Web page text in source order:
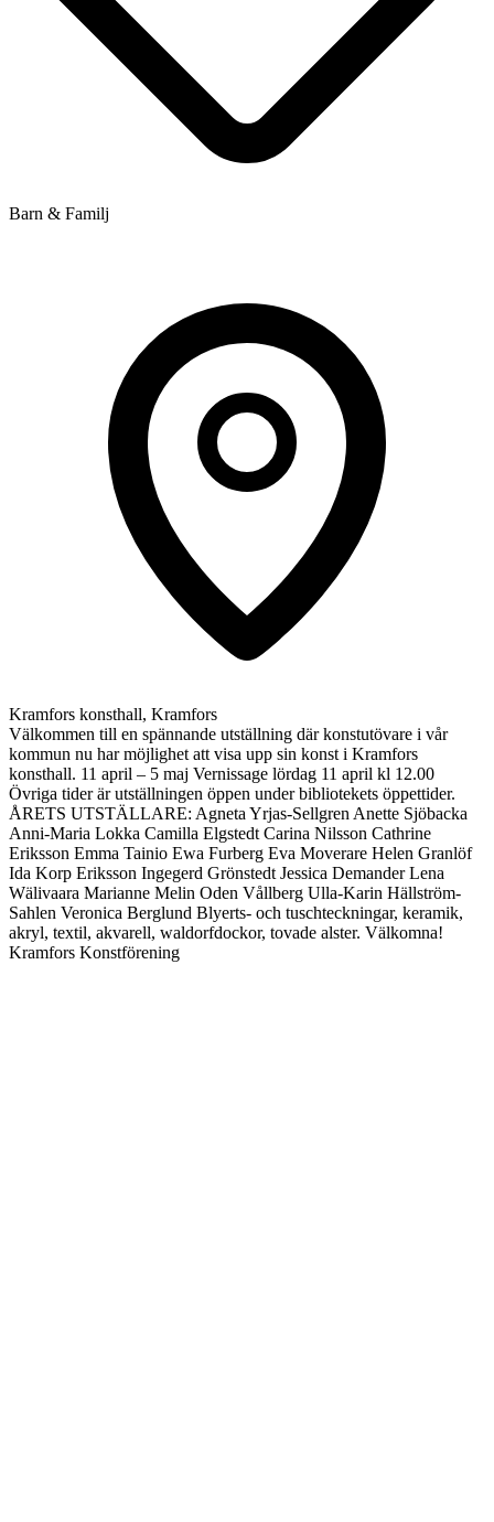
Barn & Familj
Kramfors konsthall, Kramfors
Välkommen till en spännande utställning där konstutövare i vår
kommun nu har möjlighet att visa upp sin konst i Kramfors
konsthall. 11 april – 5 maj Vernissage lördag 11 april kl 12.00
Övriga tider är utställningen öppen under bibliotekets öppettider.
ÅRETS UTSTÄLLARE: Agneta Yrjas-Sellgren Anette Sjöbacka
Anni-Maria Lokka Camilla Elgstedt Carina Nilsson Cathrine
Eriksson Emma Tainio Ewa Furberg Eva Moverare Helen Granlöf
Ida Korp Eriksson Ingegerd Grönstedt Jessica Demander Lena
Wälivaara Marianne Melin Oden Vållberg Ulla-Karin Hällström-
Sahlen Veronica Berglund Blyerts- och tuschteckningar, keramik,
akryl, textil, akvarell, waldorfdockor, tovade alster. Välkomna!
Kramfors Konstförening